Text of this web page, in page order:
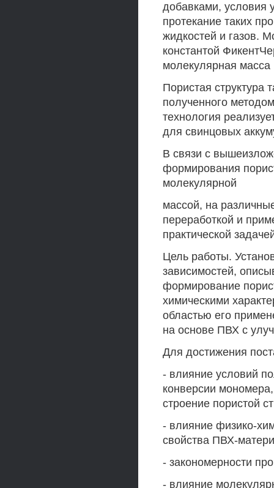
добавками, условия
протекание таких
жидкостей и газов.
константой
молекулярная
Пористая структура
полученного
технология
для свинцовых
В связи с
формирования
молекулярной
массой, на
переработкой и
практической
Цель работы.
зависимостей,
формирование
химическими
областью его
на основе ПВХ с
Для достижения
- влияние условий
конверсии
строение пористой
- влияние физико-
свойства ПВХ-
- закономерности
- влияние